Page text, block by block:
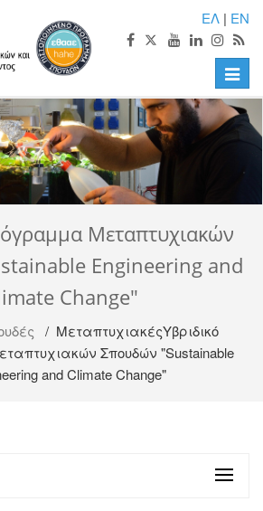
ΕΛ | EN
Toggle
Μεταπτυχιακών
Engineering and
Change"
/ ΜεταπτυχιακέςΥβριδικό
Σπουδών "Sustainable
and Climate Change"